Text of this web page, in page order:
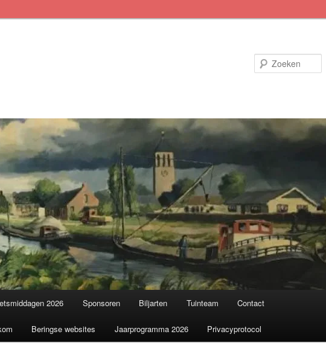
2026 Sponsoren Biljarten Tuinteam Contact
Beringse websites Jaarprogramma 2026 Privacyprotocol